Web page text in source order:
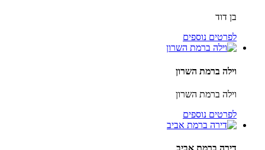
בן דוד
לפרטים נוספים
וילה ברמת השרון
וילה ברמת השרון
לפרטים נוספים